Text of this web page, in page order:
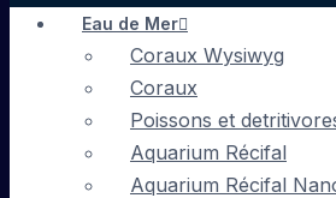
Eau de Mer
Coraux Wysiwyg
Coraux
Poissons et
Aquarium Récifal
Aquarium Récifal